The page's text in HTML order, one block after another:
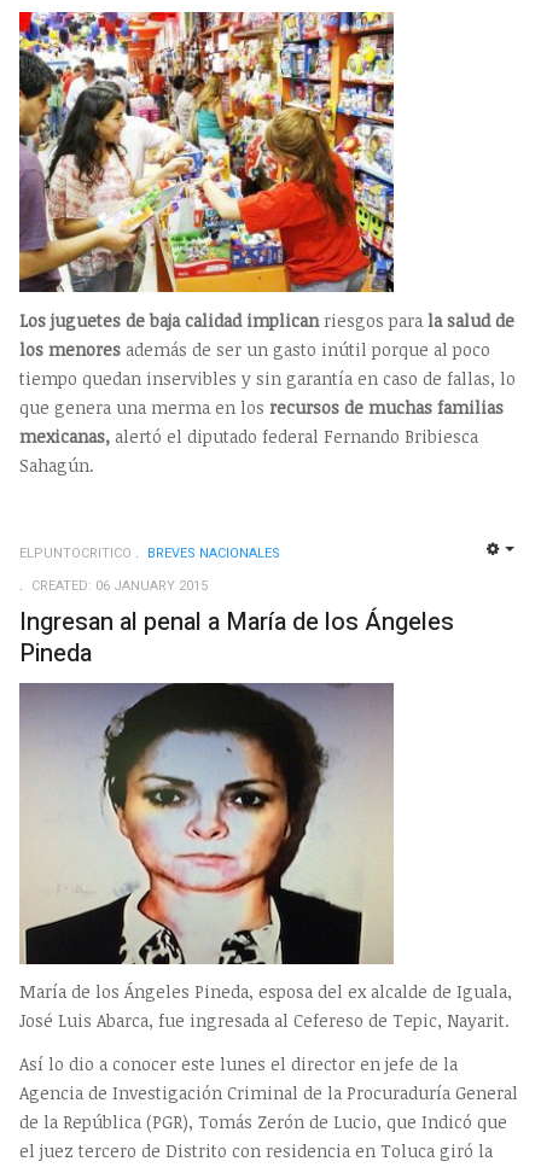
Los juguetes de baja calidad implicanriesgos para la salud de
los menores además de ser un gasto inútil porque al poco
tiempo quedan inservibles y sin garantía en caso de fallas, lo
que genera una merma en los recursos de muchas familias
mexicanas, alertó el diputado federal Fernando Bribiesca
Sahagún.
ELPUNTOCRITICO
BREVES NACIONALES
CREATED: 06 JANUARY 2015
Ingresan al penal a María de los Ángeles
Pineda
María de los Ángeles Pineda, esposa del ex alcalde de Iguala,
José Luis Abarca, fue ingresada al Cefereso de Tepic, Nayarit.
Así lo dio a conocer este lunes el director en jefe de la
Agencia de Investigación Criminal de la Procuraduría General
de la República (PGR), Tomás Zerón de Lucio, que Indicó que
el juez tercero de Distrito con residencia en Toluca giró la